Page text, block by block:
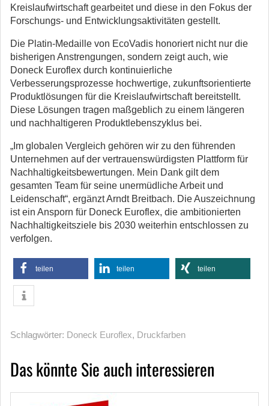
Kreislaufwirtschaft gearbeitet und diese in den Fokus der
Forschungs- und Entwicklungsaktivitäten gestellt.
Die Platin-Medaille von EcoVadis honoriert nicht nur die
bisherigen Anstrengungen, sondern zeigt auch, wie
Doneck Euroflex durch kontinuierliche
Verbesserungsprozesse hochwertige, zukunftsorientierte
Produktlösungen für die Kreislaufwirtschaft bereitstellt.
Diese Lösungen tragen maßgeblich zu einem längeren
und nachhaltigeren Produktlebenszyklus bei.
„Im globalen Vergleich gehören wir zu den führenden
Unternehmen auf der vertrauenswürdigsten Plattform für
Nachhaltigkeitsbewertungen. Mein Dank gilt dem
gesamten Team für seine unermüdliche Arbeit und
Leidenschaft“, ergänzt Arndt Breitbach. Die Auszeichnung
ist ein Ansporn für Doneck Euroflex, die ambitionierten
Nachhaltigkeitsziele bis 2030 weiterhin entschlossen zu
verfolgen.
teilen teilen teilen
Schlagwörter: Doneck Euroflex, Druckfarben
Das könnte Sie auch interessieren